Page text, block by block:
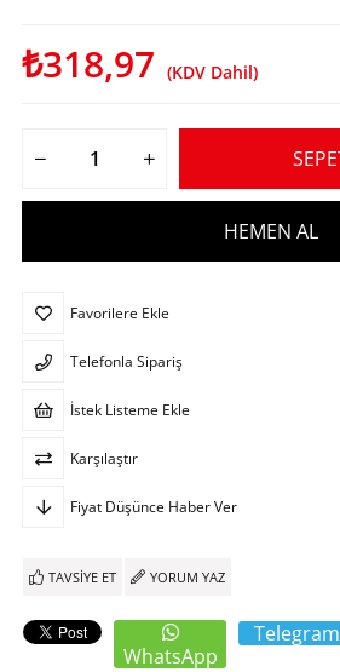
₺318,97 (KDV Dahil)
Favorilere Ekle
Telefonla Sipariş
İstek Listeme Ekle
Karşılaştır
Fiyat Düşünce Haber Ver
TAVSIYE ET YORUM YAZ
WhatsApp
Telegram